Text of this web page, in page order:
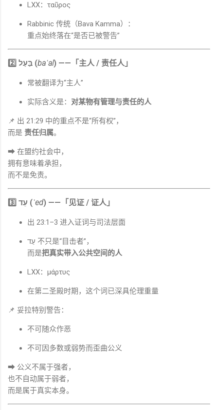
LXX：ταῦρος
Rabbinic 传统（Bava Kamma）：
重点始终落在“是否已被警告”
2️⃣ בַּעַל (baʿal) ——「主人 / 责任人」
常被翻译为“主人”
实际含义是： 对某物有管理与责任的人
📌 出 21:29 中的重点不是“所有权”，
而是 责任归属。
➡ 在盟约社会中，
拥有意味着承担，
而不是免责。
3️⃣ עֵד (ʿed) ——「见证 / 证人」
出 23:1–3 进入证词与司法层面
עֵד 不只是“目击者”，
而是把真实带入公共空间的人
LXX：μάρτυς
在第二圣殿时期，这个词已深具伦理重量
📌 妥拉特别警告：
不可随众作恶
不可因多数或弱势而歪曲公义
➡ 公义不属于强者，
也不自动属于弱者，
而是属于真实本身。